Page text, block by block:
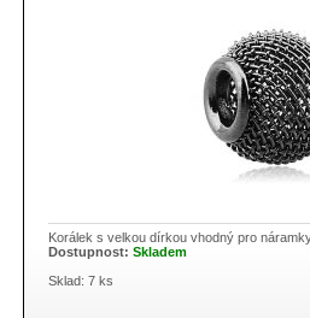
Korálek s velkou dírkou vhodný pro
Dostupnost:Skladem
Sklad: 7 ks